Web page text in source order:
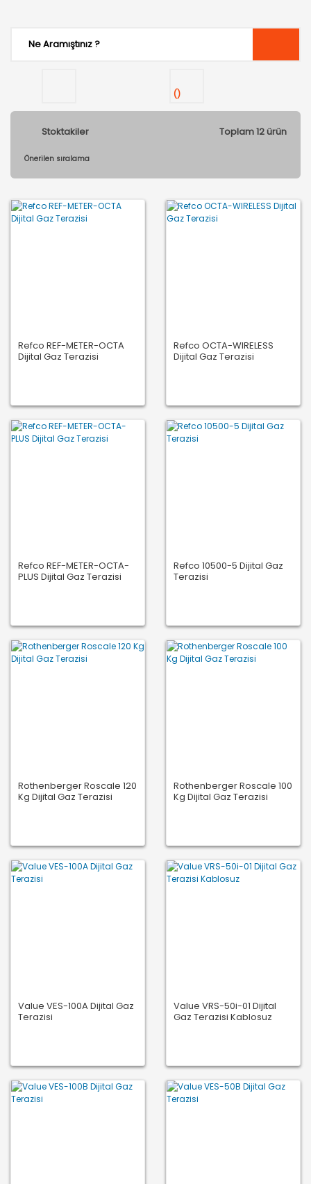
()
Stoktakiler Toplam 12 ürün
Refco REF-METER-OCTA
Dijital Gaz Terazisi
Refco OCTA-WIRELESS
Dijital Gaz Terazisi
Refco REF-METER-OCTA-
PLUS Dijital Gaz Terazisi
Refco 10500-5 Dijital Gaz
Terazisi
Rothenberger Roscale 120
Kg Dijital Gaz Terazisi
Rothenberger Roscale 100
Kg Dijital Gaz Terazisi
Value VES-100A Dijital Gaz
Terazisi
Value VRS-50i-01 Dijital
Gaz Terazisi Kablosuz